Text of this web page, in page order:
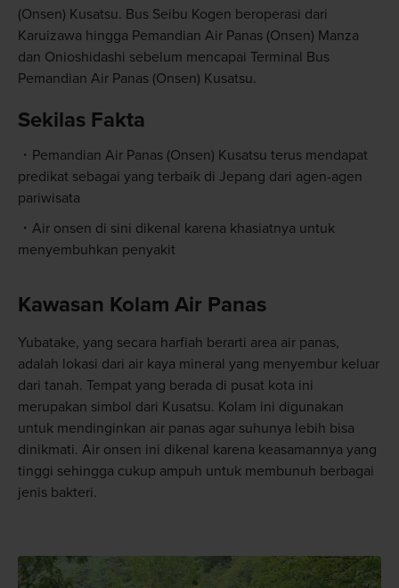
(Onsen) Kusatsu. Bus Seibu Kogen beroperasi dari
Karuizawa hingga Pemandian Air Panas (Onsen) Manza
dan Onioshidashi sebelum mencapai Terminal Bus
Pemandian Air Panas (Onsen) Kusatsu.
Sekilas Fakta
Pemandian Air Panas (Onsen) Kusatsu terus mendapat
predikat sebagai yang terbaik di Jepang dari agen-agen
pariwisata
Air onsen di sini dikenal karena khasiatnya untuk
menyembuhkan penyakit
Kawasan Kolam Air Panas
Yubatake, yang secara harfiah berarti area air panas,
adalah lokasi dari air kaya mineral yang menyembur keluar
dari tanah. Tempat yang berada di pusat kota ini
merupakan simbol dari Kusatsu. Kolam ini digunakan
untuk mendinginkan air panas agar suhunya lebih bisa
dinikmati. Air onsen ini dikenal karena keasamannya yang
tinggi sehingga cukup ampuh untuk membunuh berbagai
jenis bakteri.